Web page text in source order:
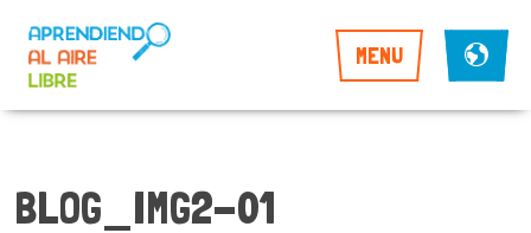
MENU
BLOG_IMG2-01